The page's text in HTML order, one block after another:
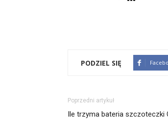
PODZIEL SIĘ
Poprzedni artykuł
Ile trzyma bateria szczoteczki